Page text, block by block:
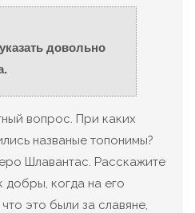
довольно
вопрос. При каких
названые топонимы?
Шлавантас. Расскажите
добры, когда на его
это были за славяне,